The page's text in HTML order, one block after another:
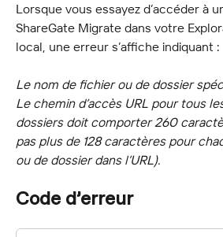
Lorsque vous essayez d’accéder à
ShareGate Migrate dans votre
local, une erreur s’affiche indiquant :
Le nom de fichier ou de dossier
Le chemin d’accès URL pour tous
dossiers doit comporter 260
pas plus de 128 caractères pour
ou de dossier dans l’URL).
Code d’erreur